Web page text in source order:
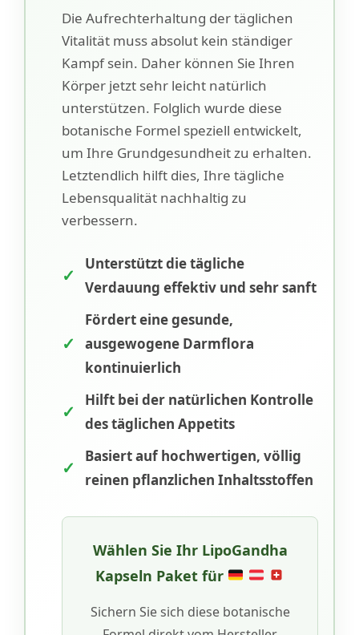
Die Aufrechterhaltung der täglichen
Vitalität muss absolut kein ständiger
Kampf sein. Daher können Sie Ihren
Körper jetzt sehr leicht natürlich
unterstützen. Folglich wurde diese
botanische Formel speziell entwickelt,
um Ihre Grundgesundheit zu erhalten.
Letztendlich hilft dies, Ihre tägliche
Lebensqualität nachhaltig zu
verbessern.
✓
Unterstützt die tägliche
Verdauung effektiv und sehr sanft
✓
Fördert eine gesunde,
ausgewogene Darmflora
kontinuierlich
✓
Hilft bei der natürlichen Kontrolle
des täglichen Appetits
✓
Basiert auf hochwertigen, völlig
reinen pflanzlichen Inhaltsstoffen
Wählen Sie Ihr LipoGandha
Kapseln Paket für
Sichern Sie sich diese botanische